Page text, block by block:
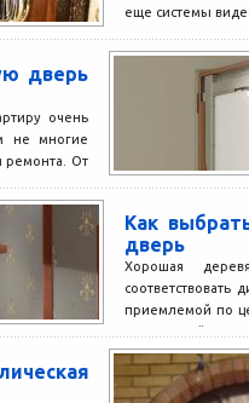
еще системы
дверь
очень
не многие
ремонта. От
Как
дверь
Хорошая
соответствовать
приемлемой по
стоит подойти со